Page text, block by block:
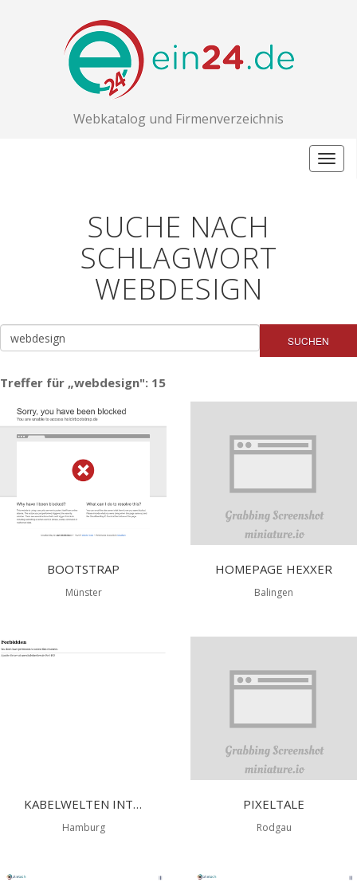
Webkatalog und Firmenverzeichnis
SUCHE NACH
SCHLAGWORT
WEBDESIGN
SUCHEN
Treffer für „webdesign": 15
BOOTSTRAP
Münster
HOMEPAGE HEXXER
Balingen
KABELWELTEN INTERNETAGENTUR GMBH
Hamburg
PIXELTALE
Rodgau